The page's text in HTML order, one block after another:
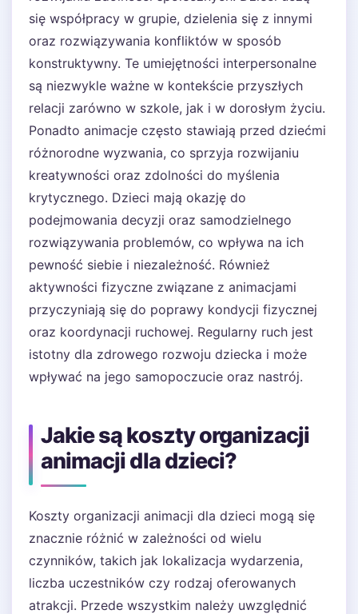
się współpracy w grupie, dzielenia się z innymi
oraz rozwiązywania konfliktów w sposób
konstruktywny. Te umiejętności interpersonalne
są niezwykle ważne w kontekście przyszłych
relacji zarówno w szkole, jak i w dorosłym życiu.
Ponadto animacje często stawiają przed dziećmi
różnorodne wyzwania, co sprzyja rozwijaniu
kreatywności oraz zdolności do myślenia
krytycznego. Dzieci mają okazję do
podejmowania decyzji oraz samodzielnego
rozwiązywania problemów, co wpływa na ich
pewność siebie i niezależność. Również
aktywności fizyczne związane z animacjami
przyczyniają się do poprawy kondycji fizycznej
oraz koordynacji ruchowej. Regularny ruch jest
istotny dla zdrowego rozwoju dziecka i może
wpływać na jego samopoczucie oraz nastrój.
Jakie są koszty organizacji
animacji dla dzieci?
Koszty organizacji animacji dla dzieci mogą się
znacznie różnić w zależności od wielu
czynników, takich jak lokalizacja wydarzenia,
liczba uczestników czy rodzaj oferowanych
atrakcji. Przede wszystkim należy uwzględnić